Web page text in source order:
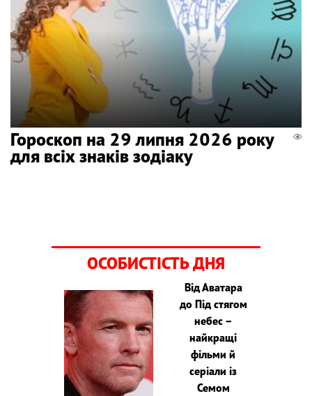
Гороскоп на 29 липня 2026 року
для всіх знаків зодіаку
ОСОБИСТІСТЬ ДНЯ
Від Аватара
до Під стягом
небес –
найкращі
фільми й
серіали із
Семом